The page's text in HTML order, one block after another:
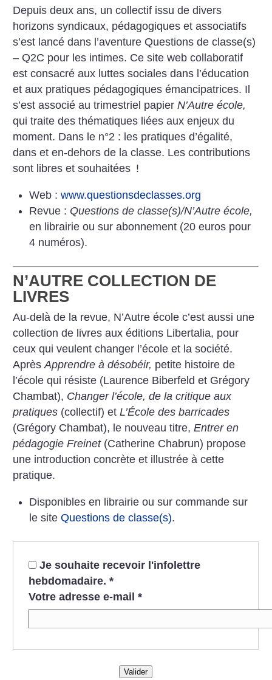
Depuis deux ans, un collectif issu de divers
horizons syndicaux, pédagogiques et associatifs
s’est lancé dans l’aventure Questions de classe(s)
– Q2C pour les intimes. Ce site web collaboratif
est consacré aux luttes sociales dans l’éducation
et aux pratiques pédagogiques émancipatrices. Il
s’est associé au trimestriel papier N’Autre école,
qui traite des thématiques liées aux enjeux du
moment. Dans le n°2 : les pratiques d’égalité,
dans et en-dehors de la classe. Les contributions
sont libres et souhaitées !
Web : www.questionsdeclasses.org
Revue : Questions de classe(s)/N’Autre école,
en librairie ou sur abonnement (20 euros pour
4 numéros).
N’AUTRE COLLECTION DE
LIVRES
Au-delà de la revue, N’Autre école c’est aussi une
collection de livres aux éditions Libertalia, pour
ceux qui veulent changer l’école et la société.
AprèsApprendre à désobéir, petite histoire de
l’école qui résiste (Laurence Biberfeld et Grégory
Chambat), Changer l’école, de la critique aux
pratiques (collectif) etL’École des barricades
(Grégory Chambat), le nouveau titre,Entrer en
pédagogie Freinet(Catherine Chabrun) propose
une introduction concrète et illustrée à cette
pratique.
Disponibles en librairie ou sur commande sur
le site Questions de classe(s).
Je souhaite recevoir l'infolettre
hebdomadaire. *
Votre adresse e-mail *
Valider